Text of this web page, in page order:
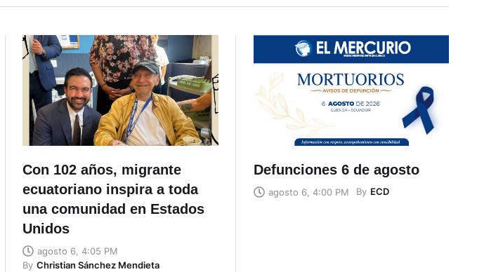
Con 102 años, migrante
ecuatoriano inspira a toda
una comunidad en Estados
Unidos
agosto 6, 4:05 PM
By Christian Sánchez Mendieta
Defunciones 6 de agosto
agosto 6, 4:00 PM By ECD